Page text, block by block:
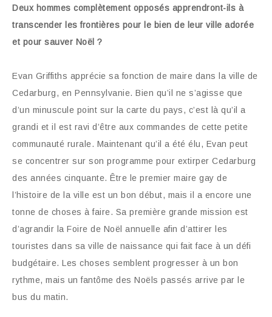
Deux hommes complètement opposés apprendront-ils à
transcender les frontières pour le bien de leur ville adorée
et pour sauver Noël ?
Evan Griffiths apprécie sa fonction de maire dans la ville de
Cedarburg, en Pennsylvanie. Bien qu’il ne s’agisse que
d’un minuscule point sur la carte du pays, c’est là qu’il a
grandi et il est ravi d’être aux commandes de cette petite
communauté rurale. Maintenant qu’il a été élu, Evan peut
se concentrer sur son programme pour extirper Cedarburg
des années cinquante. Être le premier maire gay de
l’histoire de la ville est un bon début, mais il a encore une
tonne de choses à faire. Sa première grande mission est
d’agrandir la Foire de Noël annuelle afin d’attirer les
touristes dans sa ville de naissance qui fait face à un défi
budgétaire. Les choses semblent progresser à un bon
rythme, mais un fantôme des Noëls passés arrive par le
bus du matin.